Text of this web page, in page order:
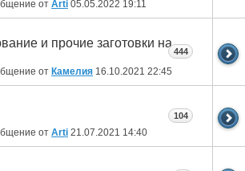
от Arti 05.05.2022 19:11
и прочие заготовки на
от Камелия 16.10.2021 22:45
444
от Arti 21.07.2021 14:40
104